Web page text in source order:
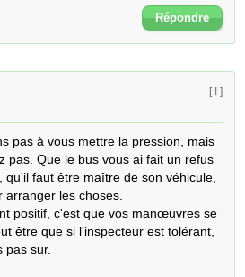
Répondre
[ ! ]
pas à vous mettre la pression, mais
pas. Que le bus vous ai fait un refus
qu'il faut être maître de son véhicule,
arranger les choses.
positif, c'est que vos manœuvres se
être que si l'inspecteur est tolérant,
pas sur.